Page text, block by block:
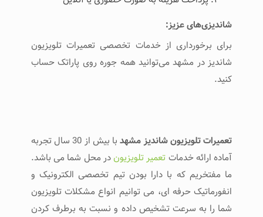
شاندیزی‌های عزیز:
برای برخورداری از خدمات تخصصی تعمیرات تلویزیون
شاندیز در مشهد می‌توانید همه جوره روی پاراتک حساب
کنید.
تعمیرات تلویزیون شاندیز مشهد
با بیش از 30 سال تجربه
آماده ارائه خدمات تعمیر تلویزیون در محل شما می باشد.
ما مفتخریم که با دارا بودن تیم تخصصی الکترونیک و
انفورماتیک حرفه ای، می توانیم انواع مشکلات تلویزیون
شما را به سرعت تشخیص داده و نسبت به برطرف کردن